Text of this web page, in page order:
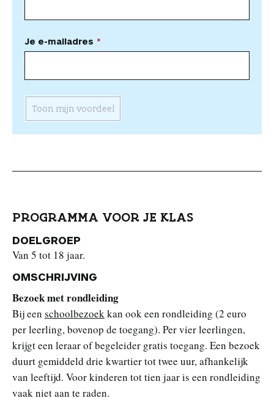
Je e-mailadres
Toon mijn voordeel
PROGRAMMA VOOR JE KLAS
DOELGROEP
Van 5 tot 18 jaar.
OMSCHRIJVING
Bezoek met rondleiding
Bij een schoolbezoekkan ook een rondleiding (2 euro
per leerling, bovenop de toegang). Per vier leerlingen,
krijgt een leraar of begeleider gratis toegang. Een bezoek
duurt gemiddeld drie kwartier tot twee uur, afhankelijk
van leeftijd. Voor kinderen tot tien jaar is een rondleiding
vaak niet aan te raden.